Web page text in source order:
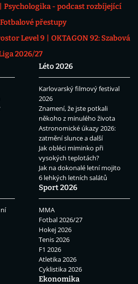
Psychologika - podcast rozbíjející
Fotbalové přestupy
Level 9
OKTAGON 92: Szabová
2026/27
Léto 2026
Karlovarský filmový festival
2026
Znamení, že jste potkali
někoho z minulého života
Astronomické úkazy 2026:
zatmění slunce a další
Jak obléci miminko při
vysokých teplotách?
Jak na dokonalé letní mojito
6 lehkých letních salátů
Sport 2026
MMA
Fotbal 2026/27
Hokej 2026
Tenis 2026
F1 2026
Atletika 2026
Cyklistika 2026
Ekonomika